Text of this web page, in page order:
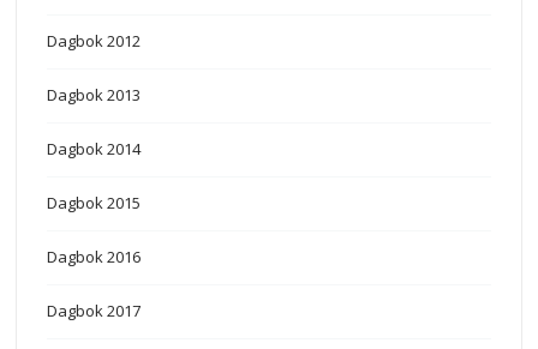
Dagbok 2012
Dagbok 2013
Dagbok 2014
Dagbok 2015
Dagbok 2016
Dagbok 2017